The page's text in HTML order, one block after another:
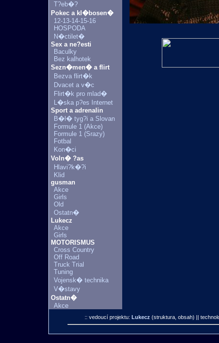
T?eb�?
Pokec a kl�bosen�
12-13-14-15-16
HOSPODA
N�ctilet�
Sex a ne?esti
Baculky
Bez kalhotek
Sezn�men� a flirt
Bezva flirt�k
Dvacet a v�c
Flirt�k pro mlad�
L�ska p?es Internet
Sport a adrenalin
B�l� tyg?i a Slovan
Formule 1 (Akce)
Formule 1 (Srazy)
Fotbal
Kon�ci
Voln� ?as
Hlavi?k�?i
Klid
gusman
Akce
Girls
Old
Ostatn�
Lukecz
Akce
Girls
MOTORISMUS
Cross Country
Off Road
Truck Trial
Tuning
Vojensk� technika
V�stavy
Ostatn�
Akce
:: vedoucí projektu: Lukecz (struktura, obsah) ||